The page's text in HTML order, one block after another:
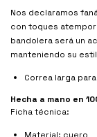
Nos declaramos
con toques
bandolera será un
manteniendo su
Correa larga
Hecha a mano en
Ficha técnica: